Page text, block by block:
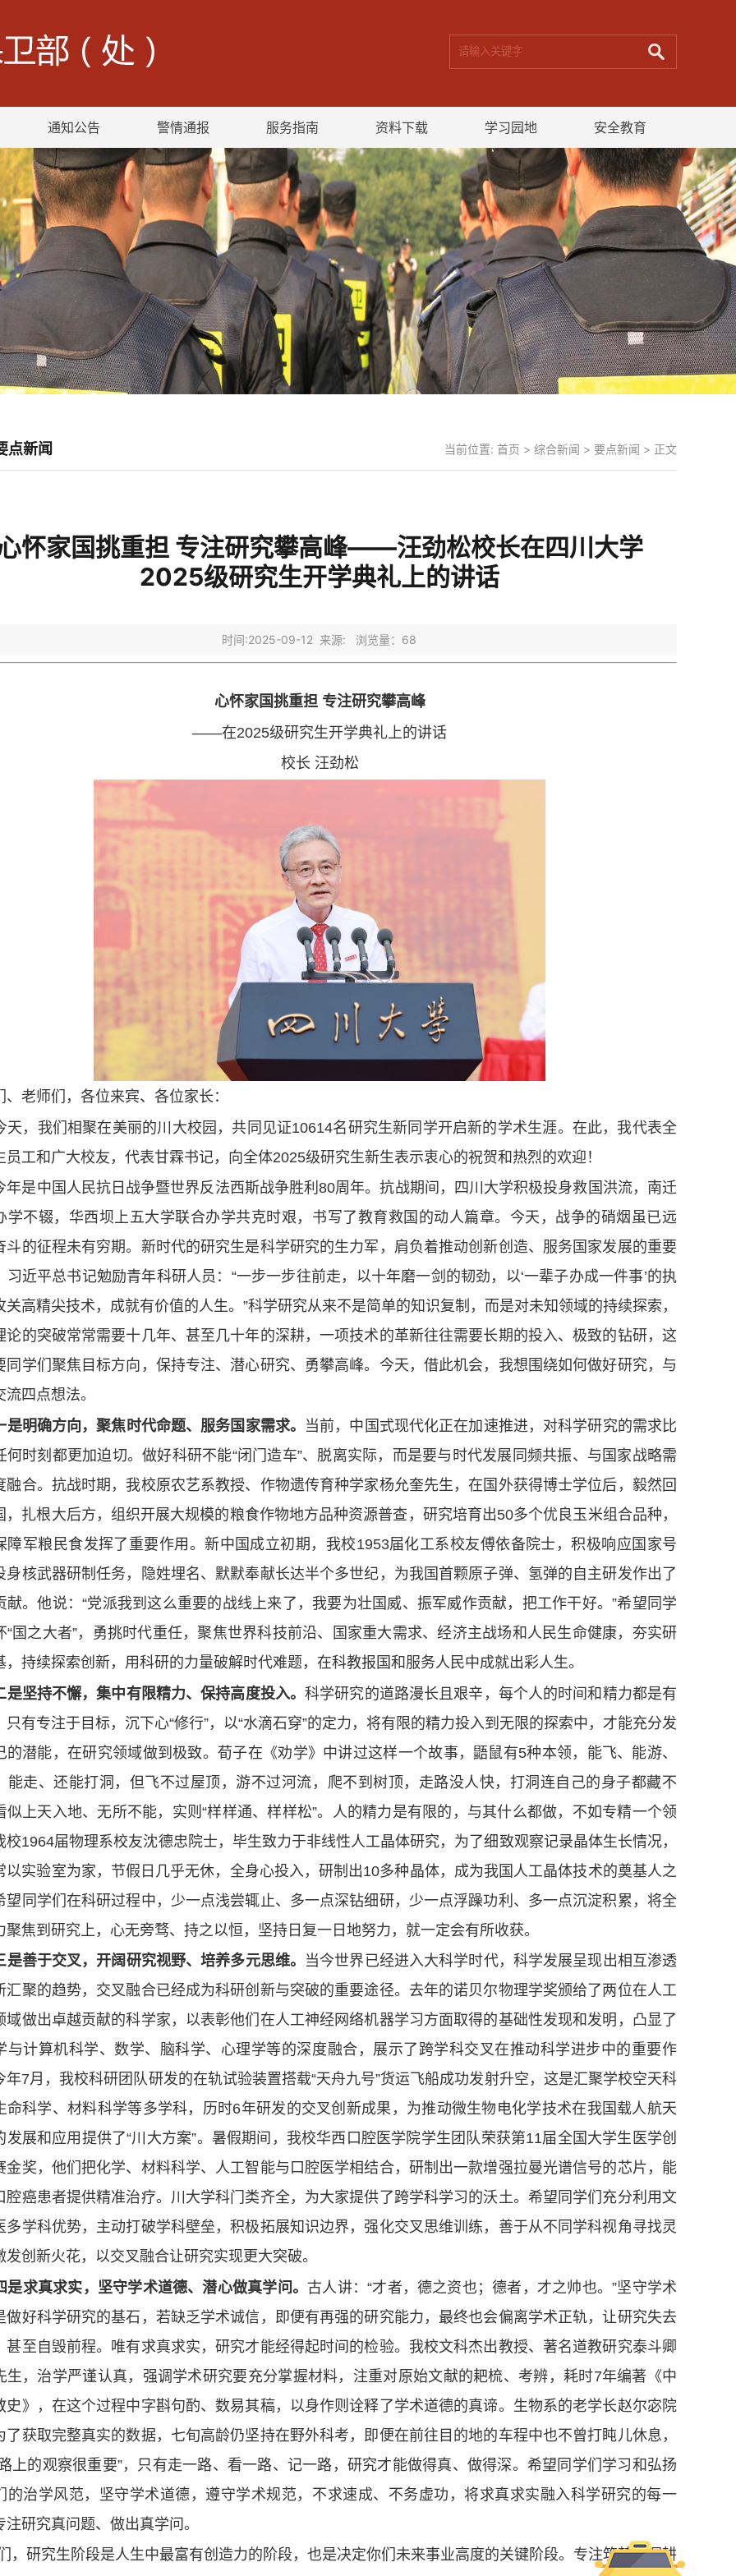
通知公告 警情通报 服务指南 资料下载 学习园地 安全教育
点新闻 当前位置: 首页 > 综合新闻 > 要点新闻 > 正文
怀家国挑重担 专注研究攀高峰——汪劲松校长在四川大学
2025级研究生开学典礼上的讲话
时间:2025-09-12 来源: 浏览量： 68
心怀家国挑重担 专注研究攀高峰
——在2025级研究生开学典礼上的讲话
校长 汪劲松
、老师们，各位来宾、各位家长：
我们相聚在美丽的川大校园，共同见证10614名研究生新同学开启新的学术生涯。在此，我代表全
员工和广大校友，代表甘霖书记，向全体2025级研究生新生表示衷心的祝贺和热烈的欢迎！
中国人民抗日战争暨世界反法西斯战争胜利80周年。抗战期间，四川大学积极投身救国洪流，南迁
学不辍，华西坝上五大学联合办学共克时艰，书写了教育救国的动人篇章。今天，战争的硝烟虽已远
斗的征程未有穷期。新时代的研究生是科学研究的生力军，肩负着推动创新创造、服务国家发展的重要
习近平总书记勉励青年科研人员：“一步一步往前走，以十年磨一剑的韧劲，以‘一辈子办成一件事’的执
关高精尖技术，成就有价值的人生。”科学研究从来不是简单的知识复制，而是对未知领域的持续探索，
论的突破常常需要十几年、甚至几十年的深耕，一项技术的革新往往需要长期的投入、极致的钻研，这
同学们聚焦目标方向，保持专注、潜心研究、勇攀高峰。今天，借此机会，我想围绕如何做好研究，与
流四点想法。
确方向，聚焦时代命题、服务国家需求。 当前，中国式现代化正在加速推进，对科学研究的需求比
何时刻都更加迫切。做好科研不能“闭门造车”、脱离实际，而是要与时代发展同频共振、与国家战略需
融合。抗战时期，我校原农艺系教授、作物遗传育种学家杨允奎先生，在国外获得博士学位后，毅然回
，扎根大后方，组织开展大规模的粮食作物地方品种资源普查，研究培育出50多个优良玉米组合品种，
障军粮民食发挥了重要作用。新中国成立初期，我校1953届化工系校友傅依备院士，积极响应国家号
身核武器研制任务，隐姓埋名、默默奉献长达半个多世纪，为我国首颗原子弹、氢弹的自主研发作出了
献。他说：“党派我到这么重要的战线上来了，我要为壮国威、振军威作贡献，把工作干好。”希望同学
“国之大者”，勇挑时代重任，聚焦世界科技前沿、国家重大需求、经济主战场和人民生命健康，夯实研
，持续探索创新，用科研的力量破解时代难题，在科教报国和服务人民中成就出彩人生。
持不懈，集中有限精力、保持高度投入。科学研究的道路漫长且艰辛，每个人的时间和精力都是有
只有专注于目标，沉下心“修行”，以“水滴石穿”的定力，将有限的精力投入到无限的探索中，才能充分发
的潜能，在研究领域做到极致。荀子在《劝学》中讲过这样一个故事，鼯鼠有5种本领，能飞、能游、
能走、还能打洞，但飞不过屋顶，游不过河流，爬不到树顶，走路没人快，打洞连自己的身子都藏不
似上天入地、无所不能，实则“样样通、样样松”。人的精力是有限的，与其什么都做，不如专精一个领
校1964届物理系校友沈德忠院士，毕生致力于非线性人工晶体研究，为了细致观察记录晶体生长情况，
以实验室为家，节假日几乎无休，全身心投入，研制出10多种晶体，成为我国人工晶体技术的奠基人之
望同学们在科研过程中，少一点浅尝辄止、多一点深钻细研，少一点浮躁功利、多一点沉淀积累，将全
聚焦到研究上，心无旁骛、持之以恒，坚持日复一日地努力，就一定会有所收获。
于交叉，开阔研究视野、培养多元思维。 当今世界已经进入大科学时代，科学发展呈现出相互渗透
汇聚的趋势，交叉融合已经成为科研创新与突破的重要途径。去年的诺贝尔物理学奖颁给了两位在人工
域做出卓越贡献的科学家，以表彰他们在人工神经网络机器学习方面取得的基础性发现和发明，凸显了
与计算机科学、数学、脑科学、心理学等的深度融合，展示了跨学科交叉在推动科学进步中的重要作
年7月，我校科研团队研发的在轨试验装置搭载“天舟九号”货运飞船成功发射升空，这是汇聚学校空天科
命科学、材料科学等多学科，历时6年研发的交叉创新成果，为推动微生物电化学技术在我国载人航天
发展和应用提供了“川大方案”。暑假期间，我校华西口腔医学院学生团队荣获第11届全国大学生医学创
金奖，他们把化学、材料科学、人工智能与口腔医学相结合，研制出一款增强拉曼光谱信号的芯片，能
腔癌患者提供精准治疗。川大学科门类齐全，为大家提供了跨学科学习的沃土。希望同学们充分利用文
多学科优势，主动打破学科壁垒，积极拓展知识边界，强化交叉思维训练，善于从不同学科视角寻找灵
发创新火花，以交叉融合让研究实现更大突破。
真求实，坚守学术道德、潜心做真学问。 古人讲：“才者，德之资也；德者，才之帅也。”坚守学术
做好科学研究的基石，若缺乏学术诚信，即便有再强的研究能力，最终也会偏离学术正轨，让研究失去
甚至自毁前程。唯有求真求实，研究才能经得起时间的检验。我校文科杰出教授、著名道教研究泰斗卿
生，治学严谨认真，强调学术研究要充分掌握材料，注重对原始文献的耙梳、考辨，耗时7年编著《中
史》，在这个过程中字斟句酌、数易其稿，以身作则诠释了学术道德的真谛。生物系的老学长赵尔宓院
了获取完整真实的数据，七旬高龄仍坚持在野外科考，即便在前往目的地的车程中也不曾打盹儿休息，
上的观察很重要”，只有走一路、看一路、记一路，研究才能做得真、做得深。希望同学们学习和弘扬
的治学风范，坚守学术道德，遵守学术规范，不求速成、不务虚功，将求真求实融入科学研究的每一
注研究真问题、做出真学问。
，研究生阶段是人生中最富有创造力的阶段，也是决定你们未来事业高度的关键阶段。专注筑梦，深耕